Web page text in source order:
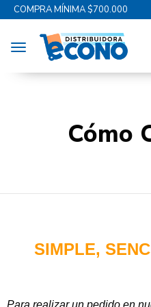
COMPRA MÍNIMA $700.000
Toggle navigation
Cómo
SIMPLE,